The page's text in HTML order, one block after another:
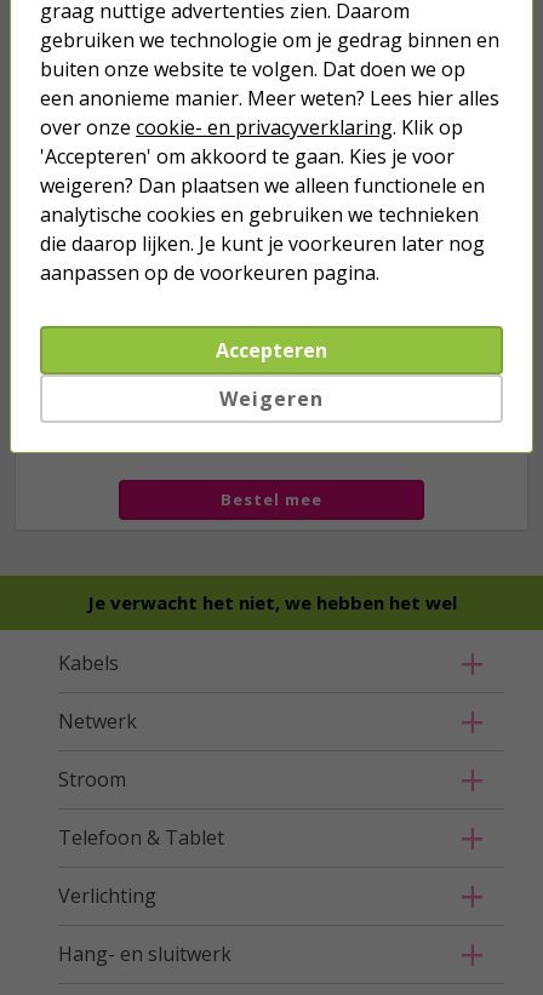
Je verwacht het niet
Turbo onkruidverdelger (Concentraat,
3x 100ml) | Ook voor je gazon!
43,50
40,
89
Bestel mee
Je verwacht het niet, we hebben het wel
Kabels
Netwerk
Stroom
Telefoon & Tablet
Verlichting
Hang- en sluitwerk
graag nuttige advertenties zien. Daarom
gebruiken we technologie om je gedrag binnen en
buiten onze website te volgen. Dat doen we op
een anonieme manier. Meer weten? Lees hier alles
over onze cookie- en privacyverklaring. Klik op
'Accepteren' om akkoord te gaan. Kies je voor
weigeren? Dan plaatsen we alleen functionele en
analytische cookies en gebruiken we technieken
die daarop lijken. Je kunt je voorkeuren later nog
aanpassen op de voorkeuren pagina.
Accepteren
Weigeren